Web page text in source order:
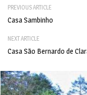
PREVIOUS ARTICLE
Casa Sambinho
NEXT ARTICLE
Casa São Bernardo de